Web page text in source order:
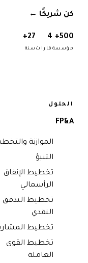
كن شريكًا →
500+
مؤسسة
4
قارات
27+
سنة
الحلول
FP&A
الموازنة
التنبؤ
تخطيط الإنفاق
الرأسمالي
تخطيط التدفق
النقدي
تخطيط
تخطيط القوى
العاملة